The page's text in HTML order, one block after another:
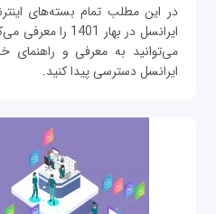
ایرانسل در بهار
می‌توانید به معرفی و راهنمای
ایرانسل دسترسی پیدا کنید.